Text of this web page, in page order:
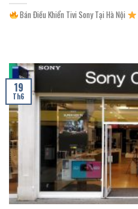
Bán Điều Khiển Tivi Sony Tại Hà Nội
19
Th6